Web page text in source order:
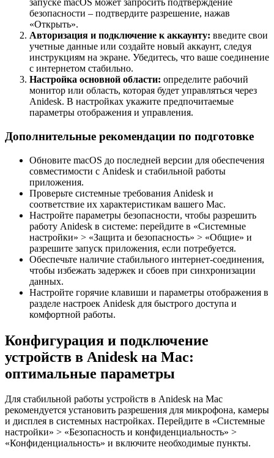
запуске macOS может запросить подтверждение
безопасности – подтвердите разрешение, нажав
«Открыть».
Авторизация и подключение к аккаунту: введите свои
учетные данные или создайте новый аккаунт, следуя
инструкциям на экране. Убедитесь, что ваше соединение
с интернетом стабильно.
Настройка основной области: определите рабочий
монитор или область, которая будет управляться через
Anidesk. В настройках укажите предпочитаемые
параметры отображения и управления.
Дополнительные рекомендации по подготовке
Обновите macOS до последней версии для обеспечения
совместимости с Anidesk и стабильной работы
приложения.
Проверьте системные требования Anidesk и
соответствие их характеристикам вашего Mac.
Настройте параметры безопасности, чтобы разрешить
работу Anidesk в системе: перейдите в «Системные
настройки» > «Защита и безопасность» > «Общие» и
разрешите запуск приложения, если потребуется.
Обеспечьте наличие стабильного интернет-соединения,
чтобы избежать задержек и сбоев при синхронизации
данных.
Настройте горячие клавиши и параметры отображения в
разделе настроек Anidesk для быстрого доступа и
комфортной работы.
Конфигурация и подключение
устройств в Anidesk на Mac:
оптимальные параметры
Для стабильной работы устройств в Anidesk на Mac
рекомендуется установить разрешения для микрофона, камеры
и дисплея в системных настройках. Перейдите в «Системные
настройки» > «Безопасность и конфиденциальность» >
«Конфиденциальность» и включите необходимые пункты.